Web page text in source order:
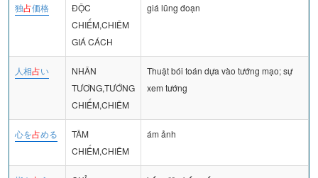
独占価格
ĐỘC
CHIẾM,CHIÊM
GIÁ CÁCH
giá lũng đoạn
人相占い
NHÂN
TƯƠNG,TƯỚNG
CHIẾM,CHIÊM
Thuật bói toán dựa vào tướng mạo; sự
xem tướng
心を占める
TÂM
CHIẾM,CHIÊM
ám ảnh